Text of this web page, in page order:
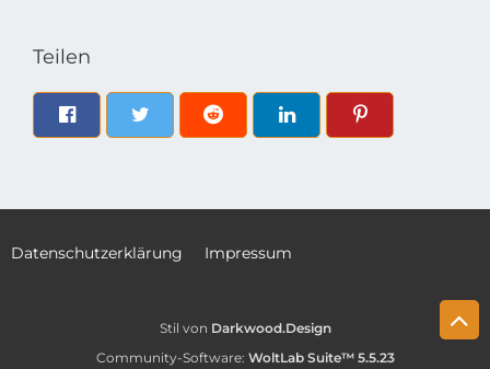
Teilen
Datenschutzerklärung Impressum
Stil von Darkwood.Design
Community-Software: WoltLab Suite™ 5.5.23